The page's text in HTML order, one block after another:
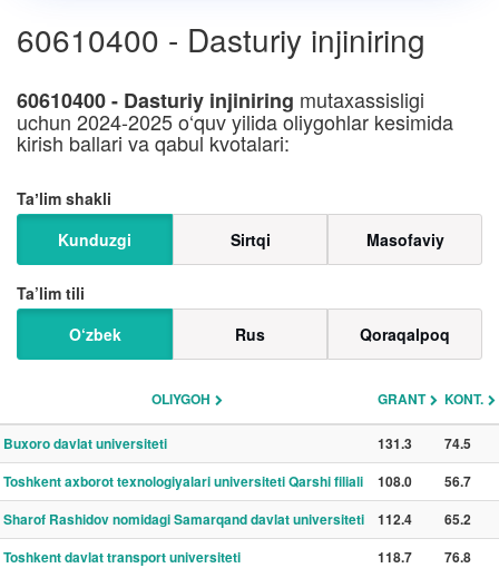
60610400 - Dasturiy injiniring
60610400 - Dasturiy injiniring mutaxassisligi
uchun 2024-2025 o‘quv yilida oliygohlar kesimida
kirish ballari va qabul kvotalari:
Taʼlim shakli
Kunduzgi
Sirtqi Masofaviy
Ta’lim tili
O‘zbek
Rus Qoraqalpoq
OLIYGOH GRANT KONT.
Buxoro davlat universiteti 131.3
74.5
Toshkent axborot texnologiyalari universiteti Qarshi filiali
108.0
56.7
Sharof Rashidov nomidagi Samarqand davlat universiteti
112.4
65.2
Toshkent davlat transport universiteti
118.7
76.8